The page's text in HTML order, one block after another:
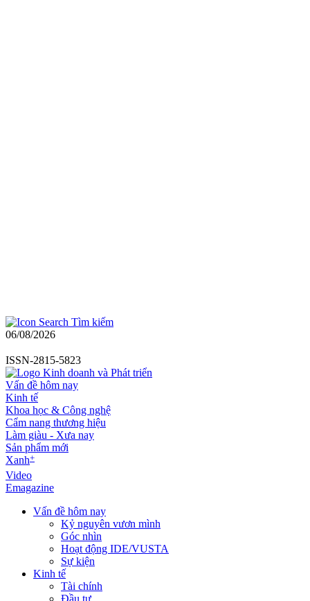
Tìm kiếm
06/08/2026
ISSN-2815-5823
Vấn đề hôm nay
Kinh tế
Khoa học & Công nghệ
Cẩm nang thương hiệu
Làm giàu - Xưa nay
Sản phẩm mới
Xanh+
Video
Emagazine
Vấn đề hôm nay
Kỷ nguyên vươn mình
Góc nhìn
Hoạt động IDE/VUSTA
Sự kiện
Kinh tế
Tài chính